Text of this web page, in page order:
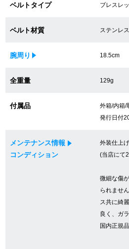
75%以上保証！中古商品高価買戻し
修理依頼をする
修理・メンテンナンスについて
ベルトタイプ ブレスレ
ベルト材質 ステンレ
腕周り 18.5cm
全重量 129g
付属品
外箱/内箱/
発行日付
メンテナンス情報
コンディション
外装仕上
(当店にて
微細な傷
られませ
ス共に綺
良く、ガ
国内正規品